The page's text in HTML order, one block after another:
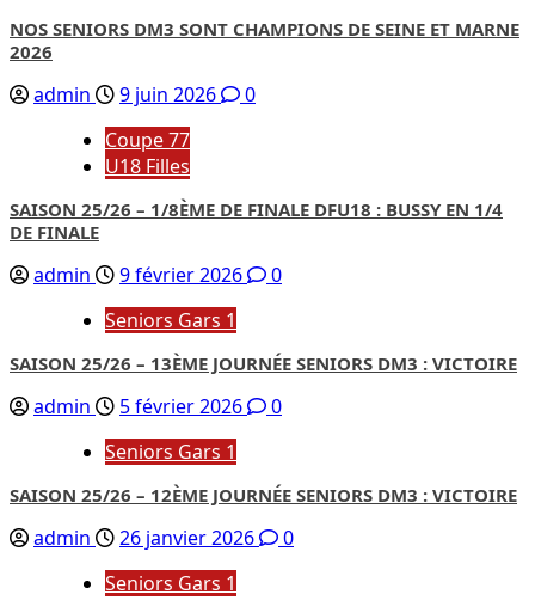
NOS SENIORS DM3 SONT CHAMPIONS DE SEINE ET MARNE
2026
admin 9 juin 2026
0
Coupe 77
U18 Filles
SAISON 25/26 – 1/8ÈME DE FINALE DFU18 : BUSSY EN 1/4
DE FINALE
admin 9 février 2026
0
Seniors Gars 1
SAISON 25/26 – 13ÈME JOURNÉE SENIORS DM3 : VICTOIRE
admin 5 février 2026
0
Seniors Gars 1
SAISON 25/26 – 12ÈME JOURNÉE SENIORS DM3 : VICTOIRE
admin 26 janvier 2026
0
Seniors Gars 1